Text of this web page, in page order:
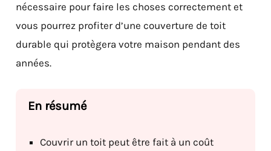
nécessaire pour faire les choses correctement et
vous pourrez profiter d’une couverture de toit
durable qui protègera votre maison pendant des
années.
Couvrir un toit peut être fait à un coût